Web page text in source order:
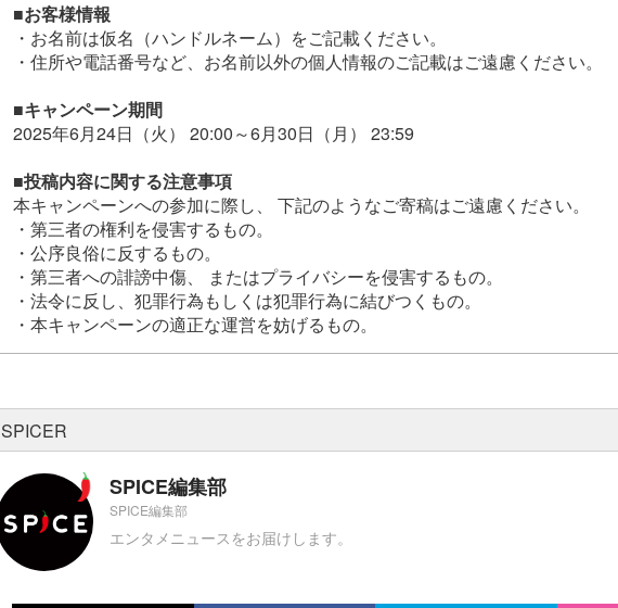
■お客様情報
・お名前は仮名（ハンドルネーム）をご記載ください。
・住所や電話番号など、お名前以外の個人情報のご記載はご遠慮ください。
■キャンペーン期間
2025年6月24日（火） 20:00～6月30日（月） 23:59
■投稿内容に関する注意事項
本キャンペーンへの参加に際し、 下記のようなご寄稿はご遠慮ください。
・第三者の権利を侵害するもの。
・公序良俗に反するもの。
・第三者への誹謗中傷、 またはプライバシーを侵害するもの。
・法令に反し、犯罪行為もしくは犯罪行為に結びつくもの。
・本キャンペーンの適正な運営を妨げるもの。
SPICER
SPICE編集部
SPICE編集部
エンタメニュースをお届けします。